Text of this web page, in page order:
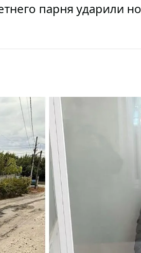
парня ударили